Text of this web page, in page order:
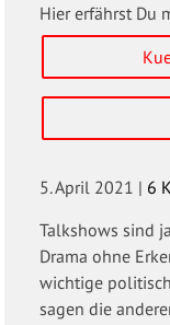
Hier erfährst Du
5. April 2021 | 6
Talkshows sind
Drama ohne
wichtige
sagen die